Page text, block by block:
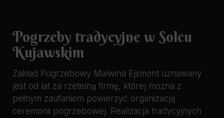
Pogrzeby tradycyjne w Solcu
Kujawskim
Zakład Pogrzebowy Malwina Ejsmont uznawany
jest od lat za rzetelną firmę, której można z
pełnym zaufaniem powierzyć organizację
ceremonii pogrzebowej. Realizacja tradycyjnych